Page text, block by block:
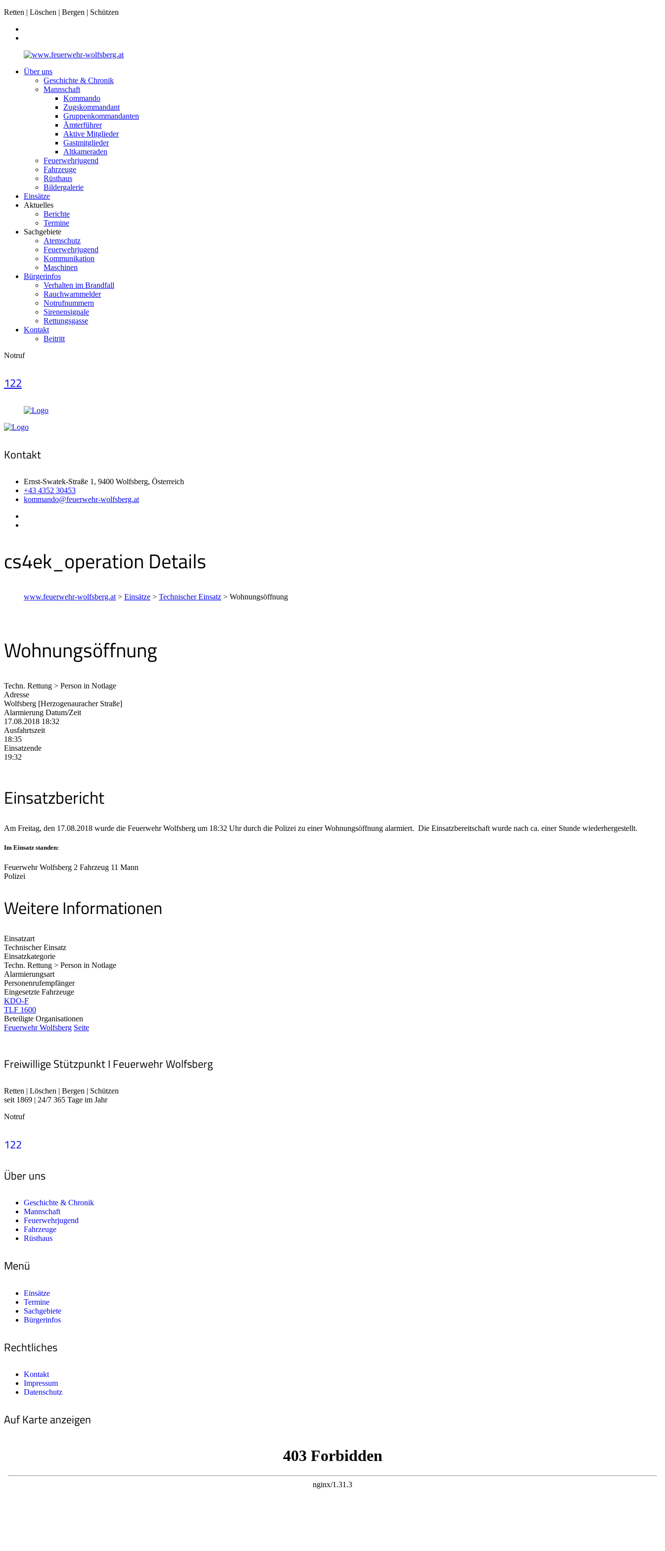
Retten | Löschen | Bergen | Schützen
Über uns
Geschichte & Chronik
Mannschaft
Kommando
Zugskommandant
Gruppenkommandanten
Ämterführer
Aktive Mitglieder
Gastmitglieder
Altkameraden
Feuerwehrjugend
Fahrzeuge
Rüsthaus
Bildergalerie
Einsätze
Aktuelles
Berichte
Termine
Sachgebiete
Atemschutz
Feuerwehrjugend
Kommunikation
Maschinen
Bürgerinfos
Verhalten im Brandfall
Rauchwarnmelder
Notrufnummern
Sirenensignale
Rettungsgasse
Kontakt
Beitritt
Notruf
122
Kontakt
Ernst-Swatek-Straße 1, 9400 Wolfsberg, Österreich
+43 4352 30453
kommando@feuerwehr-wolfsberg.at
cs4ek_operation Details
www.feuerwehr-wolfsberg.at > Einsätze > Technischer Einsatz > Wohnungsöffnung
Wohnungsöffnung
Techn. Rettung > Person in Notlage
Adresse
Wolfsberg [Herzogenauracher Straße]
Alarmierung Datum/Zeit
17.08.2018 18:32
Ausfahrtszeit
18:35
Einsatzende
19:32
Einsatzbericht
Am Freitag, den 17.08.2018 wurde die Feuerwehr Wolfsberg um 18:32 Uhr durch die Polizei zu einer Wohnungsöffnung alarmiert. Die Einsatzbereitschaft wurde nach ca. einer Stunde wiederhergestellt.
Im Einsatz standen:
Feuerwehr Wolfsberg 2 Fahrzeug 11 Mann
Polizei
Weitere Informationen
Einsatzart
Technischer Einsatz
Einsatzkategorie
Techn. Rettung > Person in Notlage
Alarmierungsart
Personenrufempfänger
Eingesetzte Fahrzeuge
KDO-F
TLF 1600
Beteiligte Organisationen
Feuerwehr Wolfsberg Seite
Freiwillige Stützpunkt I Feuerwehr Wolfsberg
Retten | Löschen | Bergen | Schützen
seit 1869 | 24/7 365 Tage im Jahr
Notruf
122
Über uns
Geschichte & Chronik
Mannschaft
Feuerwehrjugend
Fahrzeuge
Rüsthaus
Menü
Einsätze
Termine
Sachgebiete
Bürgerinfos
Rechtliches
Kontakt
Impressum
Datenschutz
Auf Karte anzeigen